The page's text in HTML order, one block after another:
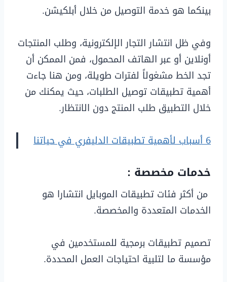
بينكما هو خدمة التوصيل من خلال أبلكيشن.
وفي ظل انتشار التجار الإلكترونية، وطلب المنتجات
أونلاين أو عبر الهاتف المحمول، فمن الممكن أن
تجد الخط مشغولاً لفترات طويلة، ومن هنا جاءت
أهمية تطبيقات توصيل الطلبات، حيث يمكنك من
خلال التطبيق طلب المنتج دون الانتظار.
6 أسباب لأهمية تطبيقات الدليفري في حياتنا
خدمات مخصصة :
من أكثر فئات تطبيقات الموبايل انتشارا هو
الخدمات المتعددة والمخصصة.
تصميم تطبيقات برمجية للمستخدمين في
مؤسسة ما لتلبية احتياجات العمل المحددة.